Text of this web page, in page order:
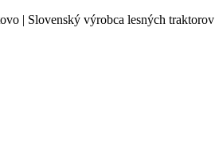
| Slovenský výrobca lesných traktorov